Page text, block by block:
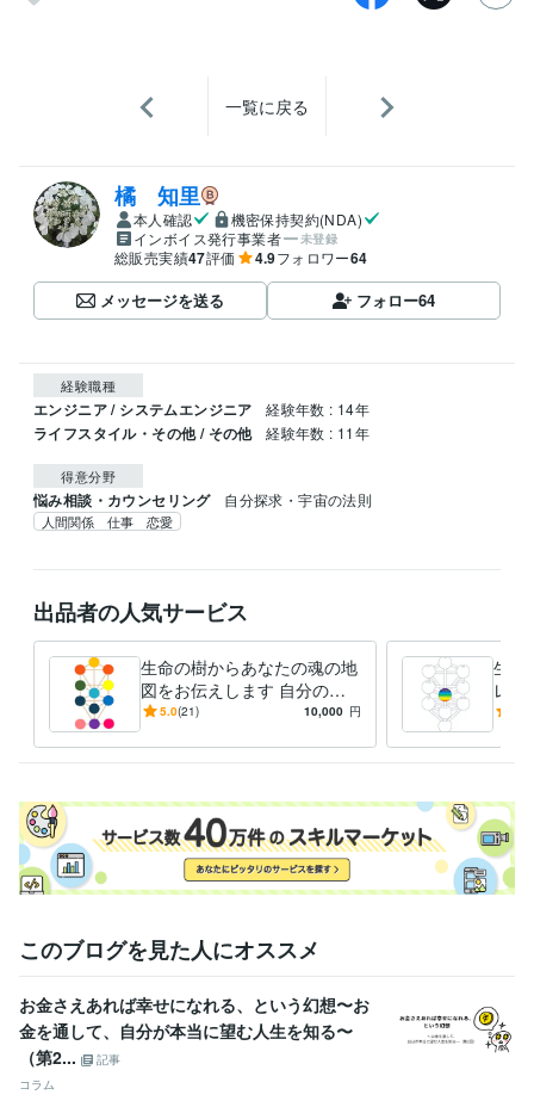
一覧に戻る
橘 知里
本人確認
機密保持契約(NDA)
インボイス発行事業者
未登録
総販売実績47評価 4.9フォロワー64
メッセージを送る フォロー64
経験職種
エンジニア / システムエンジニア 経験年数 : 14年
ライフスタイル・その他 / その他 経験年数 : 11年
得意分野
悩み相談・カウンセリング 自分探求・宇宙の法則
人間関係 仕事 恋愛
出品者の人気サービス
生命の樹からあなたの魂の地
図をお伝えします 自分の人
生を生きることを望む方
5.0(21) 10,000 円
生命
レト
バラ
このブログを見た人にオススメ
お金さえあれば幸せになれる、という幻想〜お
金を通して、自分が本当に望む人生を知る〜
（第2...
記事
コラム